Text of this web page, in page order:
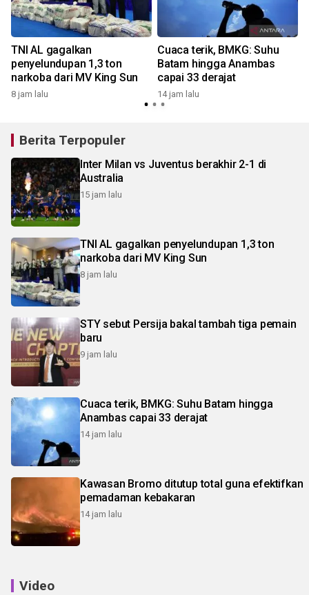
TNI AL gagalkan
penyelundupan 1,3 ton
narkoba dari MV King Sun
8 jam lalu
Cuaca terik, BMKG: Suhu
Batam hingga Anambas
capai 33 derajat
14 jam lalu
Berita Terpopuler
Inter Milan vs Juventus berakhir 2-1 di
Australia
15 jam lalu
TNI AL gagalkan penyelundupan 1,3 ton
narkoba dari MV King Sun
8 jam lalu
STY sebut Persija bakal tambah tiga pemain
baru
9 jam lalu
Cuaca terik, BMKG: Suhu Batam hingga
Anambas capai 33 derajat
14 jam lalu
Kawasan Bromo ditutup total guna efektifkan
pemadaman kebakaran
14 jam lalu
Video